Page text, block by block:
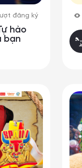
lượt đăng ký
hào
bạn